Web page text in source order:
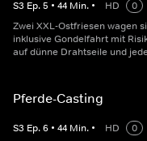
S3 Ep.5 • 44 Min. • HD
0
Zwei XXL-Ostfriesen wagen
inklusive Gondelfahrt mit
auf dünne Drahtseile und
Pferde-Casting
S3 Ep.6 • 44 Min. • HD
0